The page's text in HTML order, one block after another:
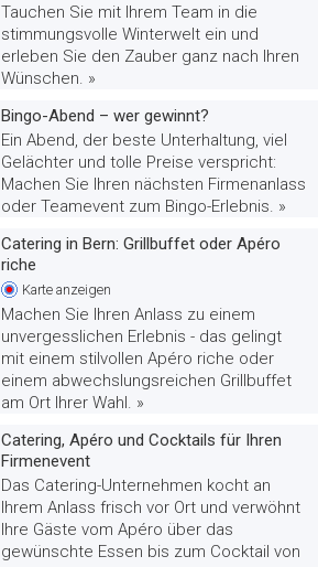
Tauchen Sie mit Ihrem Team in die
stimmungsvolle Winterwelt ein und
erleben Sie den Zauber ganz nach Ihren
Wünschen. »
Bingo-Abend – wer gewinnt?
Ein Abend, der beste Unterhaltung, viel
Gelächter und tolle Preise verspricht:
Machen Sie Ihren nächsten Firmenanlass
oder Teamevent zum Bingo-Erlebnis. »
Catering in Bern: Grillbuffet oder Apéro
riche
Karte anzeigen
Machen Sie Ihren Anlass zu einem
unvergesslichen Erlebnis - das gelingt
mit einem stilvollen Apéro riche oder
einem abwechslungsreichen Grillbuffet
am Ort Ihrer Wahl. »
Catering, Apéro und Cocktails für Ihren
Firmenevent
Das Catering-Unternehmen kocht an
Ihrem Anlass frisch vor Ort und verwöhnt
Ihre Gäste vom Apéro über das
gewünschte Essen bis zum Cocktail von